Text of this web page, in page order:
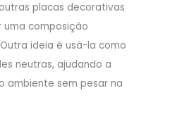
placas decorativas
uma composição
ideia é usá-la como
neutras, ajudando a
ambiente sem pesar na